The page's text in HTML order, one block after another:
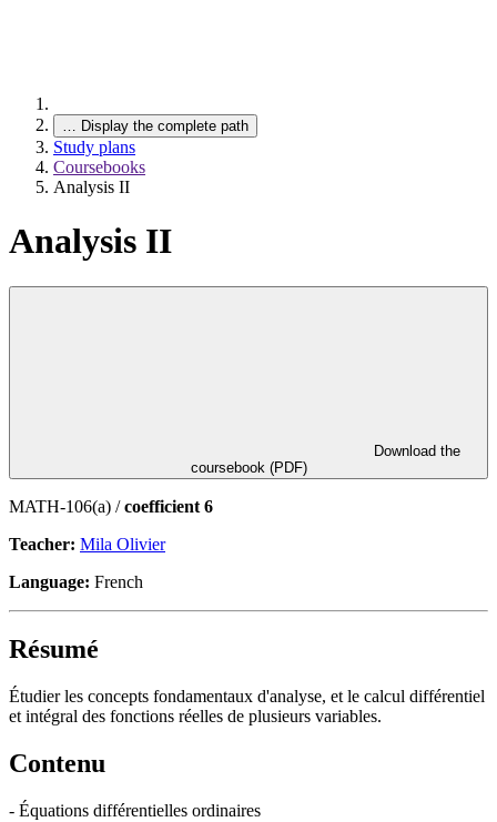
… Display the complete path
Study plans
Coursebooks
Analysis II
Analysis II
coursebook (PDF)
MATH-106(a) /coefficient 6
Teacher: Mila Olivier
Language: French
Résumé
Étudier les concepts fondamentaux d'analyse, et le calcul différentiel
et intégral des fonctions réelles de plusieurs variables.
Contenu
- Équations différentielles ordinaires